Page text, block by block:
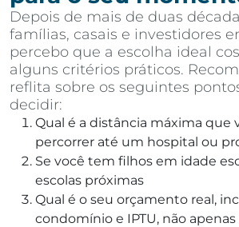
Depois de mais de duas
famílias, casais e investidores
percebo que a escolha ideal
alguns critérios práticos.
reflita sobre os seguintes
decidir:
Qual é a distância máxima que
percorrer até um hospital ou
Se você tem filhos em idade
escolas próximas
Qual é o seu orçamento real,
condomínio e IPTU, não